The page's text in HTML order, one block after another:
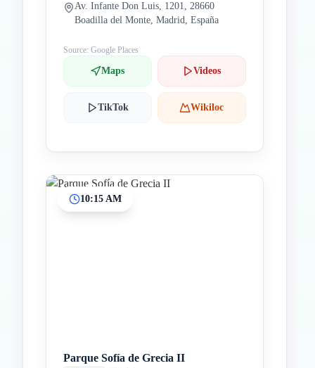
Av. Infante Don Luis, 1201, 28660
Boadilla del Monte, Madrid, España
Source: Google Places
Maps Videos
TikTok Wikiloc
10:15 AM
Parque Sofía de Grecia II